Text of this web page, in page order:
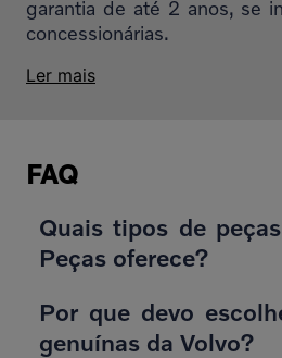
garantia de até 2 anos, se
concessionárias.
Ler mais
FAQ
Quais tipos de
Peças oferece?
Por que devo
genuínas da Volvo?